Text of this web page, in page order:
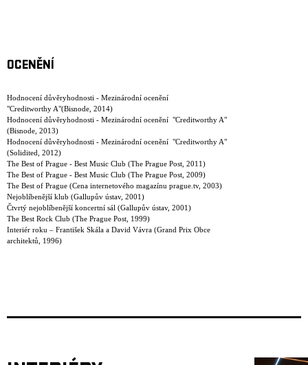
OCENĚNÍ
Hodnocení důvěryhodnosti - Mezinárodní ocenění
"Creditworthy A"(Bisnode, 2014)
Hodnocení důvěryhodnosti - Mezinárodní ocenění "Creditworthy A"
(Bisnode, 2013)
Hodnocení důvěryhodnosti - Mezinárodní ocenění "Creditworthy A"
(Solidited, 2012)
The Best of Prague - Best Music Club (The Prague Post, 2011)
The Best of Prague - Best Music Club (The Prague Post, 2009)
The Best of Prague (Cena internetového magazínu prague.tv, 2003)
Nejoblíbenější klub (Gallupův ústav, 2001)
Čtvrtý nejoblíbenější koncertní sál (Gallupův ústav, 2001)
The Best Rock Club (The Prague Post, 1999)
Interiér roku – František Skála a David Vávra (Grand Prix Obce
architektů, 1996)